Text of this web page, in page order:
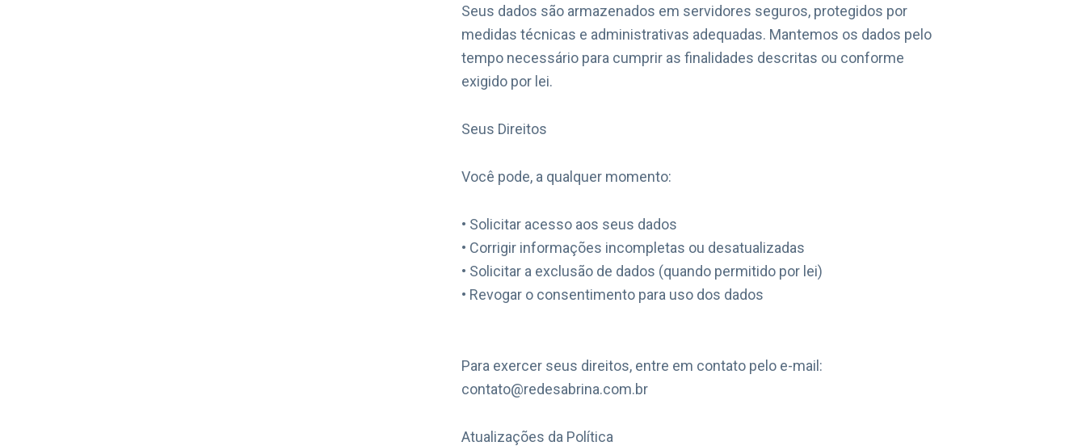
Seus dados são armazenados em servidores seguros, protegidos por
medidas técnicas e administrativas adequadas. Mantemos os dados pelo
tempo necessário para cumprir as finalidades descritas ou conforme
exigido por lei.
Seus Direitos
Você pode, a qualquer momento:
• Solicitar acesso aos seus dados
• Corrigir informações incompletas ou desatualizadas
• Solicitar a exclusão de dados (quando permitido por lei)
• Revogar o consentimento para uso dos dados
Para exercer seus direitos, entre em contato pelo e-mail:
contato@redesabrina.com.br
Atualizações da Política